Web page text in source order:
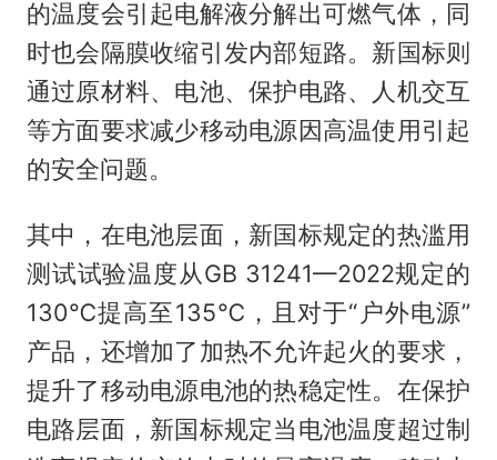
的温度会引起电解液分解出可燃气体，同
时也会隔膜收缩引发内部短路。新国标则
通过原材料、电池、保护电路、人机交互
等方面要求减少移动电源因高温使用引起
的安全问题。
其中，在电池层面，新国标规定的热滥用
测试试验温度从GB 31241—2022规定的
130℃提高至135℃，且对于“户外电源”
产品，还增加了加热不允许起火的要求，
提升了移动电源电池的热稳定性。在保护
电路层面，新国标规定当电池温度超过制